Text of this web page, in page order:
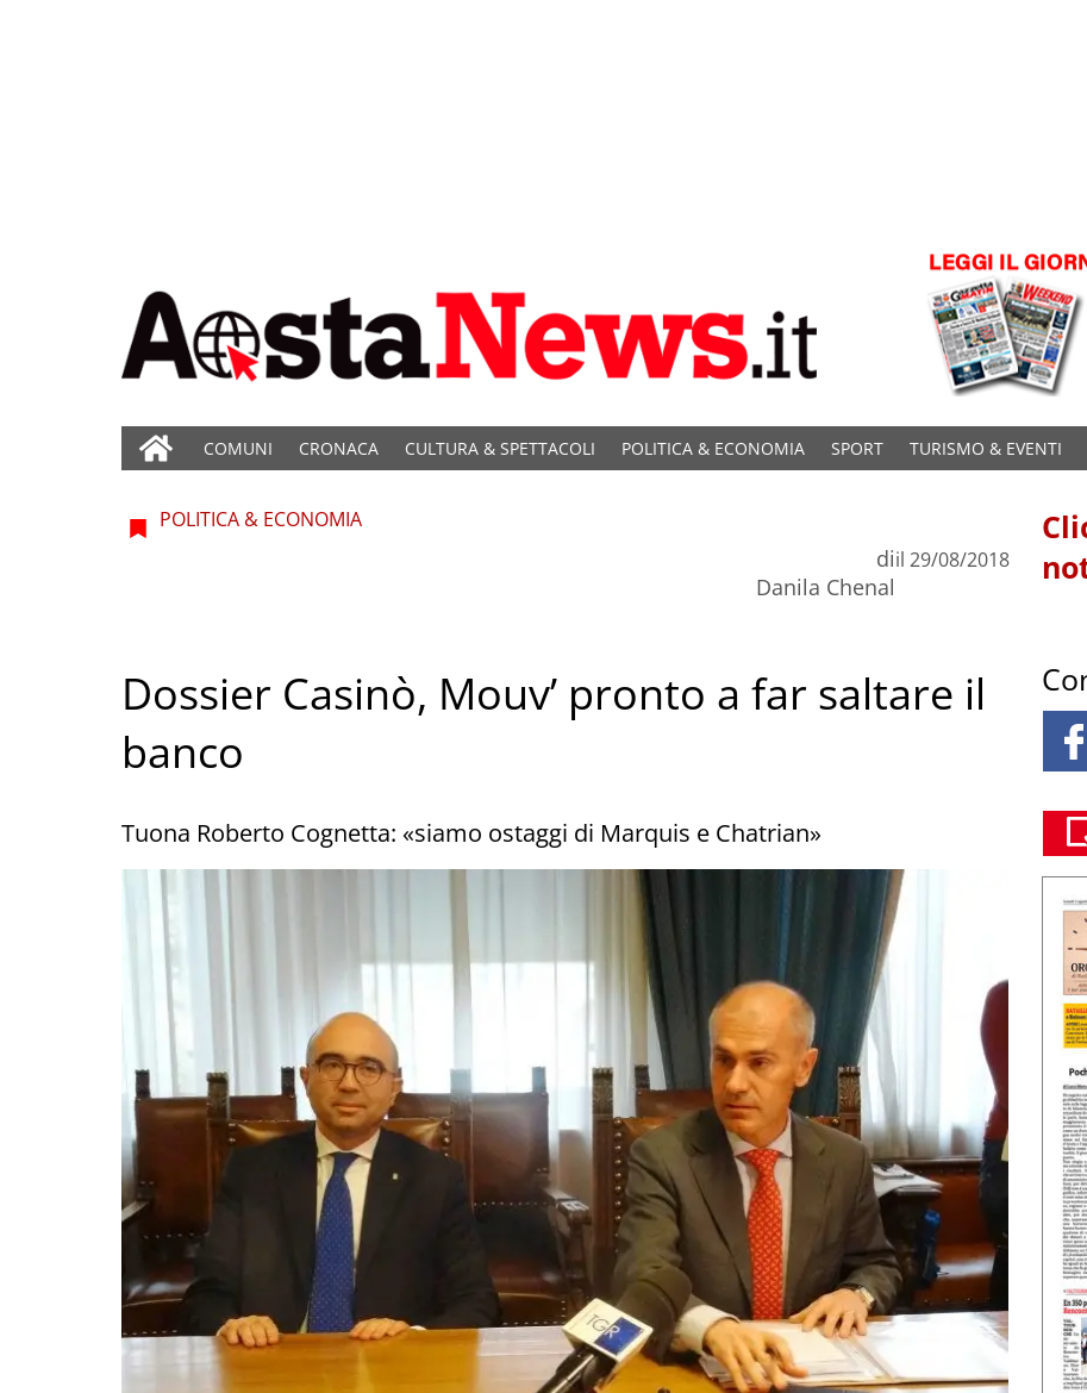
COMUNI CRONACA CULTURA & SPETTACOLI POLITICA & ECONOMIA SPORT TURISMO & EVENTI
POLITICA & ECONOMIA
di
Danila Chenal
il 29/08/2018
Dossier Casinò, Mouv’ pronto a far saltare il
banco
Tuona Roberto Cognetta: «siamo ostaggi di Marquis e Chatrian»